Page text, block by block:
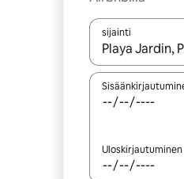
sijainti
Kun tulokset
Uloskirjautuminen